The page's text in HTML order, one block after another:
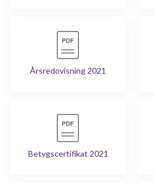
Årsredovisning 2021
Betygscertifikat 2021